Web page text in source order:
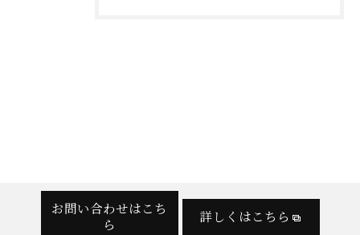
お問い合わせはこち
ら
詳しくはこちら